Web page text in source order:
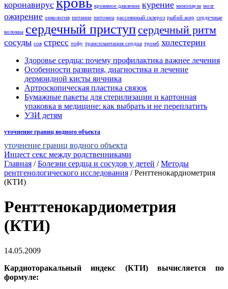
коронавирус кровяное давление курение менопауза мозг
ожирение онкология питание питомец рассеянный склероз рыбий жир сердечные
волокна сердечный приступсердечный ритм
сосуды соя стресс тофу трансплантация сердца тромб холестерин
Здоровье сердца: почему профилактика важнее лечения
Особенности развития, диагностика и лечение
дермоидной кисты яичника
Артроскопическая пластика связок
Бумажные пакеты для стерилизации и картонная
упаковка в медицине: как выбрать и не переплатить
УЗИ детям
уточнение границ водного объекта
уточнение границ водного объекта
Инцест секс между родственниками
Главная /Болезни сердца и сосудов у детей /Методы
рентгенологического исследования /Ренттенокардиометрия
(КТИ)
Ренттенокардиометрия
(КТИ)
14.05.2009
Кардиоторакальный индекс (КТИ) вычисляется по
формуле: